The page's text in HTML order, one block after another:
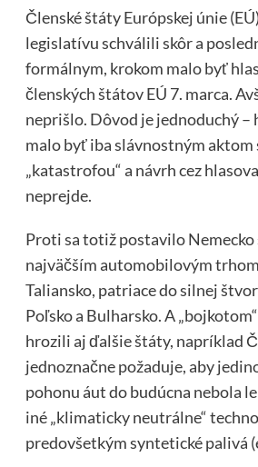
Členské štáty Európskej únie
legislatívu schválili skôr a
formálnym, krokom malo byť
členských štátov EÚ 7. marca.
neprišlo. Dôvod je jednoduchý –
malo byť iba slávnostným aktom
„katastrofou“ a návrh cez
neprejde.
Proti sa totiž postavilo Nemecko
najväčším automobilovým
Taliansko, patriace do silnej
Poľsko a Bulharsko. A
hrozili aj ďalšie štáty, napríklad
jednoznačne požaduje, aby
pohonu áut do budúcna nebola
iné „klimaticky neutrálne“
predovšetkým syntetické palivá